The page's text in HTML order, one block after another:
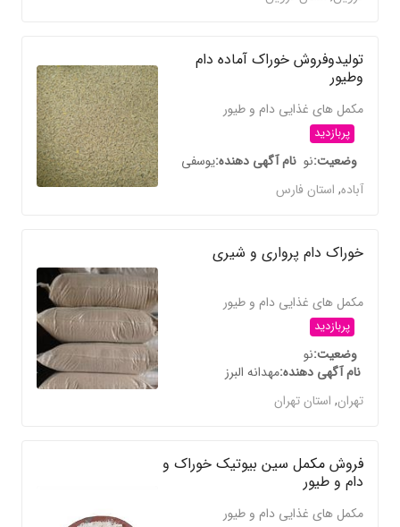
تولیدوفروش خوراک آماده دام
وطیور
مکمل های غذایی دام و طیور
پربازدید
وضعیتنو نام آگهی دهندهیوسفی
آباده,استان فارس
خوراک دام پرواری و شیری
مکمل های غذایی دام و طیور
پربازدید
وضعیتنو
نام آگهی دهندهمهدانه البرز
تهران,استان تهران
فروش مکمل سین بیوتیک خوراک و
دام و طیور
مکمل های غذایی دام و طیور